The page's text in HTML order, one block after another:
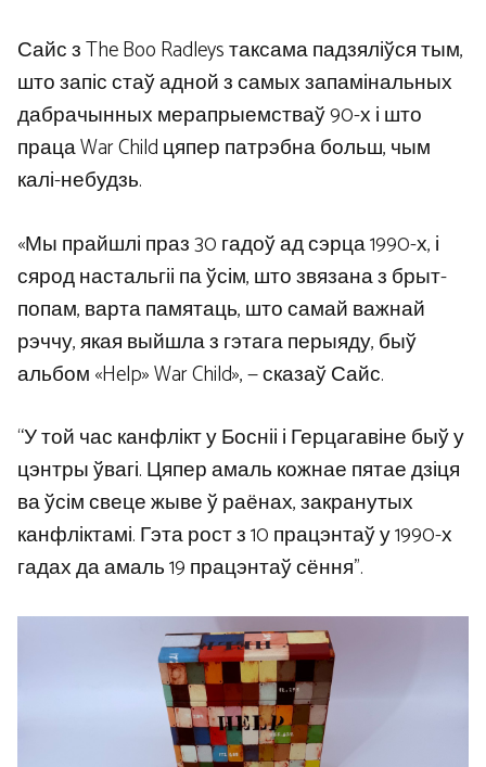
Сайс з The Boo Radleys таксама падзяліўся тым,
што запіс стаў адной з самых запамінальных
дабрачынных мерапрыемстваў 90-х і што
праца War Child цяпер патрэбна больш, чым
калі-небудзь.
«Мы прайшлі праз 30 гадоў ад сэрца 1990-х, і
сярод настальгіі па ўсім, што звязана з брыт-
попам, варта памятаць, што самай важнай
рэччу, якая выйшла з гэтага перыяду, быў
альбом «Help» War Child», — сказаў Сайс.
“У той час канфлікт у Босніі і Герцагавіне быў у
цэнтры ўвагі. Цяпер амаль кожнае пятае дзіця
ва ўсім свеце жыве ў раёнах, закранутых
канфліктамі. Гэта рост з 10 працэнтаў у 1990-х
гадах да амаль 19 працэнтаў сёння”.